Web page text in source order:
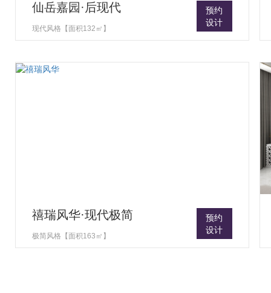
仙岳嘉园·后现代
现代风格【面积132㎡】
预约
设计
禧瑞风华·现代极简
极简风格【面积163㎡】
预约
设计